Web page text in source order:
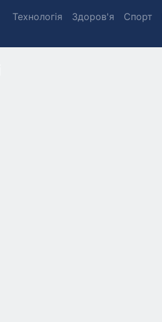
Технологія Здоров'я Спорт